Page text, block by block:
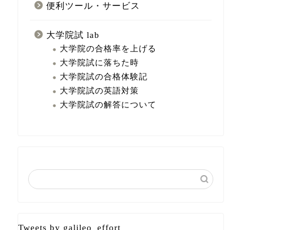
便利ツール・サービス
大学院試 lab
大学院の合格率を上げる
大学院試に落ちた時
大学院試の合格体験記
大学院試の英語対策
大学院試の解答について
Tweets by galileo_effort